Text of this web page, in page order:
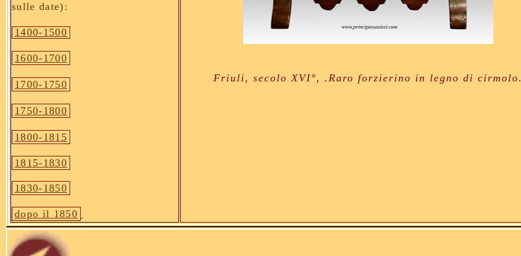
sulle date):
1400-1500
1600-1700
1700-1750
1750-1800
1800-1815
1815-1830
1830-1850
dopo il 1850
Friuli, secolo XVI°, .Raro forzierino in legno di cirmolo.